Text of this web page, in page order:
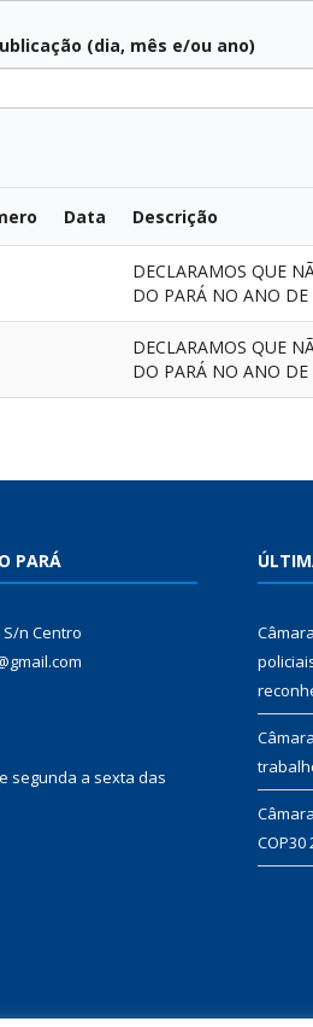
(dia, mês e/ou ano)
Data Descrição
DECLARAMOS QUE
DO PARÁ NO ANO
DECLARAMOS QUE
DO PARÁ NO ANO
PARÁ
S/n Centro
segunda a sexta das
COP30